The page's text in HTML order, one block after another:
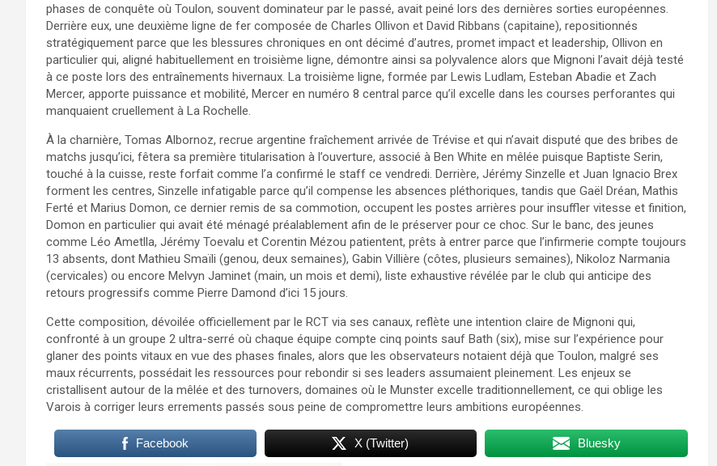
phases de conquête où Toulon, souvent dominateur par le passé, avait peiné lors des dernières sorties européennes.
Derrière eux, une deuxième ligne de fer composée de Charles Ollivon et David Ribbans (capitaine), repositionnés
stratégiquement parce que les blessures chroniques en ont décimé d’autres, promet impact et leadership, Ollivon en
particulier qui, aligné habituellement en troisième ligne, démontre ainsi sa polyvalence alors que Mignoni l’avait déjà testé
à ce poste lors des entraînements hivernaux. La troisième ligne, formée par Lewis Ludlam, Esteban Abadie et Zach
Mercer, apporte puissance et mobilité, Mercer en numéro 8 central parce qu’il excelle dans les courses perforantes qui
manquaient cruellement à La Rochelle.​
À la charnière, Tomas Albornoz, recrue argentine fraîchement arrivée de Trévise et qui n’avait disputé que des bribes de
matchs jusqu’ici, fêtera sa première titularisation à l’ouverture, associé à Ben White en mêlée puisque Baptiste Serin,
touché à la cuisse, reste forfait comme l’a confirmé le staff ce vendredi. Derrière, Jérémy Sinzelle et Juan Ignacio Brex
forment les centres, Sinzelle infatigable parce qu’il compense les absences pléthoriques, tandis que Gaël Dréan, Mathis
Ferté et Marius Domon, ce dernier remis de sa commotion, occupent les postes arrières pour insuffler vitesse et finition,
Domon en particulier qui avait été ménagé préalablement afin de le préserver pour ce choc. Sur le banc, des jeunes
comme Léo Ametlla, Jérémy Toevalu et Corentin Mézou patientent, prêts à entrer parce que l’infirmerie compte toujours
13 absents, dont Mathieu Smaïli (genou, deux semaines), Gabin Villière (côtes, plusieurs semaines), Nikoloz Narmania
(cervicales) ou encore Melvyn Jaminet (main, un mois et demi), liste exhaustive révélée par le club qui anticipe des
retours progressifs comme Pierre Damond d’ici 15 jours.​
Cette composition, dévoilée officiellement par le RCT via ses canaux, reflète une intention claire de Mignoni qui,
confronté à un groupe 2 ultra-serré où chaque équipe compte cinq points sauf Bath (six), mise sur l’expérience pour
glaner des points vitaux en vue des phases finales, alors que les observateurs notaient déjà que Toulon, malgré ses
maux récurrents, possédait les ressources pour rebondir si ses leaders assumaient pleinement. Les enjeux se
cristallisent autour de la mêlée et des turnovers, domaines où le Munster excelle traditionnellement, ce qui oblige les
Varois à corriger leurs errements passés sous peine de compromettre leurs ambitions européennes.​
Facebook X (Twitter) Bluesky